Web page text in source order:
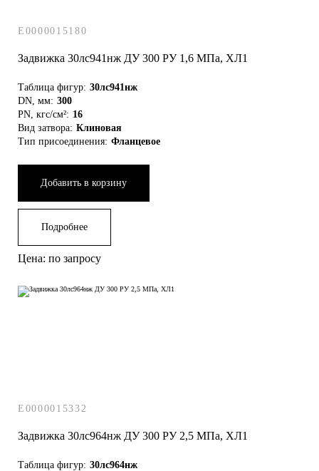
E0000015180
Задвижка 30лс941нж ДУ 300 РУ 1,6 МПа, ХЛ1
Таблица фигур: 30лс941нж
DN, мм: 300
PN, кгс/см²: 16
Вид затвора: Клиновая
Тип присоединения: Фланцевое
Добавить в корзину
Подробнее
Цена: по запросу
E0000015332
Задвижка 30лс964нж ДУ 300 РУ 2,5 МПа, ХЛ1
Таблица фигур: 30лс964нж